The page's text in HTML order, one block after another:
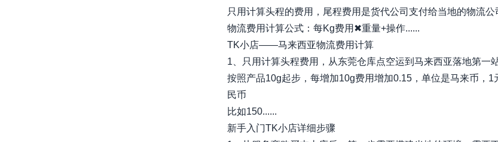
只用计算头程的费用，尾程费用是货代公司支付给当地的物流公
物流费用计算公式：每Kg费用✖重量+操作......
TK小店——马来西亚物流费用计算
1、只用计算头程费用，从东莞仓库点空运到马来西亚落地第一
按照产品10g起步，每增加10g费用增加0.15，单位是马来币，1
民币
比如150......
新手入门TK小店详细步骤